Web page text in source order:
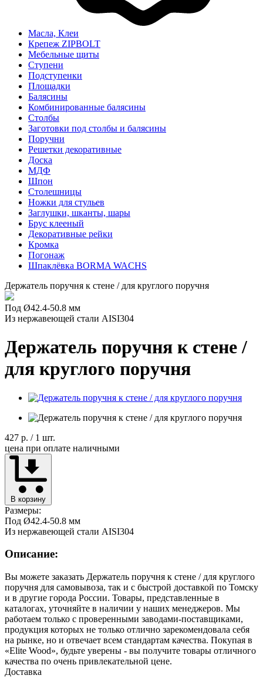
Масла, Клеи
Крепеж ZIPBOLT
Мебельные щиты
Ступени
Подступенки
Площадки
Балясины
Комбинированные балясины
Столбы
Заготовки под столбы и балясины
Поручни
Решетки декоративные
Доска
МДФ
Шпон
Столешницы
Ножки для стульев
Заглушки, шканты, шары
Брус клееный
Декоративные рейки
Кромка
Погонаж
Шпаклёвка BORMA WACHS
Держатель поручня к стене / для круглого поручня
Под Ø42.4-50.8 мм
Из нержавеющей стали AISI304
Держатель поручня к стене /
для круглого поручня
427 р. / 1 шт.
цена при оплате наличными
В корзину
Размеры:
Под Ø42.4-50.8 мм
Из нержавеющей стали AISI304
Описание:
Вы можете заказать Держатель поручня к стене / для круглого
поручня для самовывоза, так и с быстрой доставкой по Томску
и в другие города России. Товары, представленные в
каталогах, уточняйте в наличии у наших менеджеров. Мы
работаем только с проверенными заводами-поставщиками,
продукция которых не только отлично зарекомендовала себя
на рынке, но и отвечает всем стандартам качества. Покупая в
«Elite Wood», будьте уверены - вы получите товары отличного
качества по очень привлекательной цене.
Доставка